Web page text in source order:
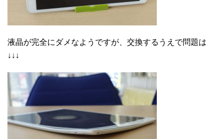
液晶が完全にダメなようですが、交換するうえで問題は
↓↓↓